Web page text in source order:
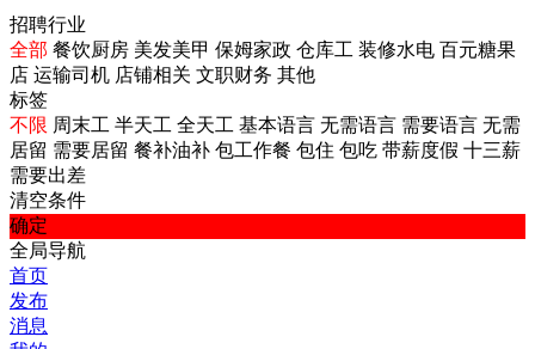
招聘行业
全部 餐饮厨房 美发美甲 保姆家政 仓库工 装修水电 百元糖果
店 运输司机 店铺相关 文职财务 其他
标签
不限 周末工 半天工 全天工 基本语言 无需语言 需要语言 无需
居留 需要居留 餐补油补 包工作餐 包住 包吃 带薪度假 十三薪
需要出差
清空条件
确定
全局导航
首页
发布
消息